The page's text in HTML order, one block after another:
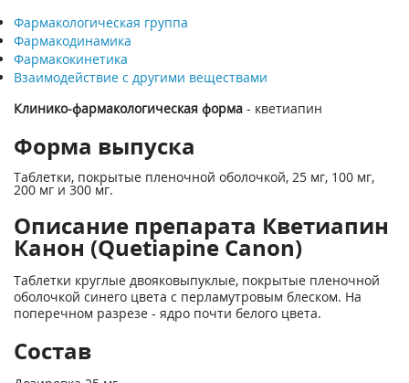
Фармакологическая группа
Фармакодинамика
Фармакокинетика
Взаимодействие с другими веществами
Клинико-фармакологическая форма - кветиапин
Форма выпуска
Таблетки, покрытые пленочной оболочкой, 25 мг, 100 мг,
200 мг и 300 мг.
Описание препарата Кветиапин
Канон (Quetiapine Canon)
Таблетки круглые двояковыпуклые, покрытые пленочной
оболочкой синего цвета с перламутровым блеском. На
поперечном разрезе - ядро почти белого цвета.
Состав